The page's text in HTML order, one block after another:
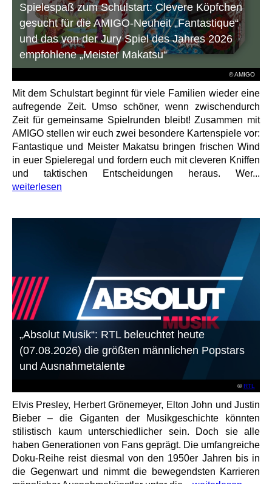
© AMIGO
Spielespaß zum Schulstart: Clevere Köpfchen
gesucht für die AMIGO-Neuheit „Fantastique“
und das von der Jury Spiel des Jahres 2026
empfohlene „Meister Makatsu“
Mit dem Schulstart beginnt für viele Familien wieder eine
aufregende Zeit. Umso schöner, wenn zwischendurch
Zeit für gemeinsame Spielrunden bleibt! Zusammen mit
AMIGO stellen wir euch zwei besondere Kartenspiele vor:
Fantastique und Meister Makatsu bringen frischen Wind
in euer Spieleregal und fordern euch mit cleveren Kniffen
und taktischen Entscheidungen heraus. Wer...
weiterlesen
©RTL
„Absolut Musik“: RTL beleuchtet heute
(07.08.2026) die größten männlichen Popstars
und Ausnahmetalente
Elvis Presley, Herbert Grönemeyer, Elton John und Justin
Bieber – die Giganten der Musikgeschichte könnten
stilistisch kaum unterschiedlicher sein. Doch sie alle
haben Generationen von Fans geprägt. Die umfangreiche
Doku-Reihe reist diesmal von den 1950er Jahren bis in
die Gegenwart und nimmt die bewegendsten Karrieren